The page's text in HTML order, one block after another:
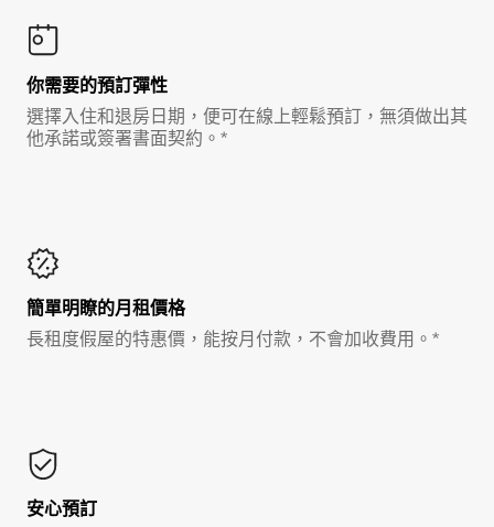
你需要的預訂彈性
選擇入住和退房日期，便可在線上輕鬆預訂，無須做出其
他承諾或簽署書面契約。*
簡單明瞭的月租價格
長租度假屋的特惠價，能按月付款，不會加收費用。*
安心預訂